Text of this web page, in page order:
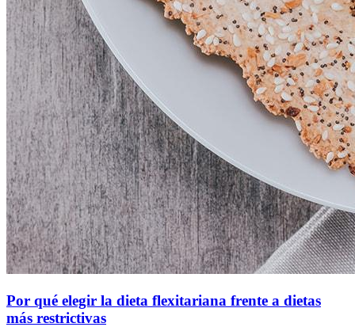
Por qué elegir la dieta flexitariana frente a dietas
más restrictivas